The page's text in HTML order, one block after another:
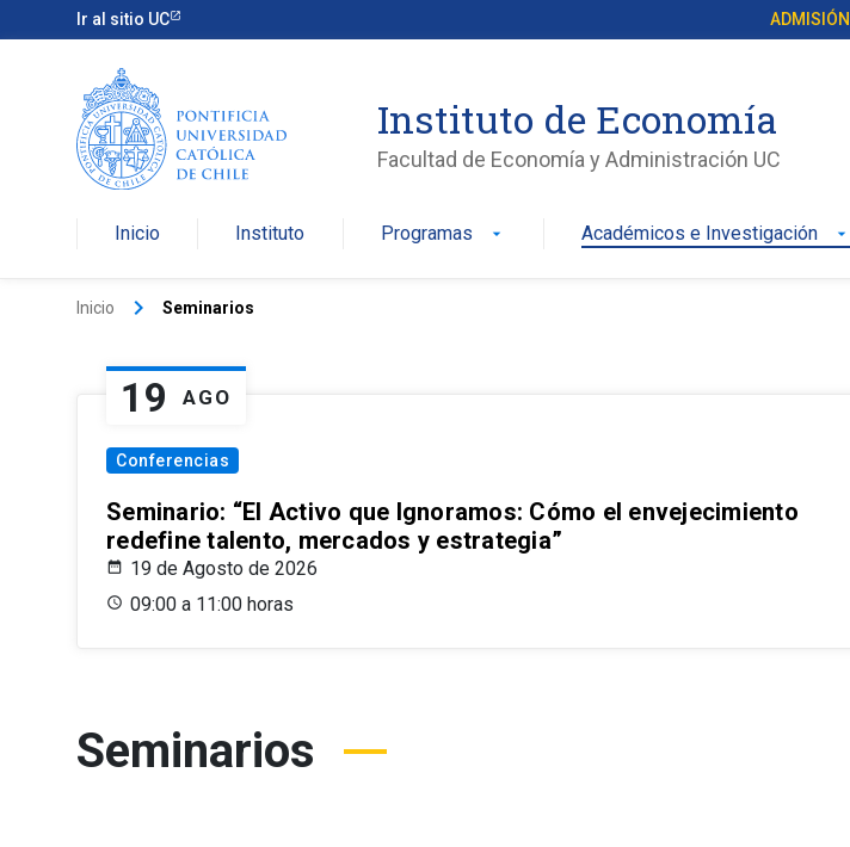
Ir al sitio UC ADMISIÓN
Instituto de Economía
Facultad de Economía y Administración UC
Inicio Instituto Programas arrow_drop_down Académicos e Investigación arrow_drop_down
Inicio keyboard_arrow_right Seminarios
19 AGO
Conferencias
Seminario: “El Activo que Ignoramos: Cómo el envejecimiento
redefine talento, mercados y estrategia”
19 de Agosto de 2026
09:00 a 11:00 horas
Seminarios